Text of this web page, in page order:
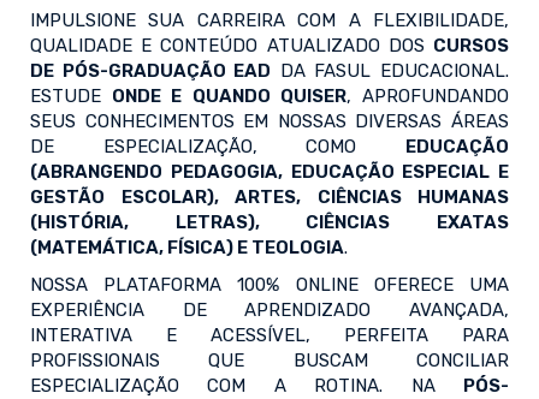
IMPULSIONE SUA CARREIRA COM A FLEXIBILIDADE,
QUALIDADE E CONTEÚDO ATUALIZADO DOS CURSOS
DE PÓS-GRADUAÇÃO EAD DA FASUL EDUCACIONAL.
ESTUDE ONDE E QUANDO QUISER, APROFUNDANDO
SEUS CONHECIMENTOS EM NOSSAS DIVERSAS ÁREAS
DE ESPECIALIZAÇÃO, COMO EDUCAÇÃO
(ABRANGENDO PEDAGOGIA, EDUCAÇÃO ESPECIAL E
GESTÃO ESCOLAR), ARTES, CIÊNCIAS HUMANAS
(HISTÓRIA, LETRAS), CIÊNCIAS EXATAS
(MATEMÁTICA, FÍSICA) E TEOLOGIA.
NOSSA PLATAFORMA 100% ONLINE OFERECE UMA
EXPERIÊNCIA DE APRENDIZADO AVANÇADA,
INTERATIVA E ACESSÍVEL, PERFEITA PARA
PROFISSIONAIS QUE BUSCAM CONCILIAR
ESPECIALIZAÇÃO COM A ROTINA. NA PÓS-